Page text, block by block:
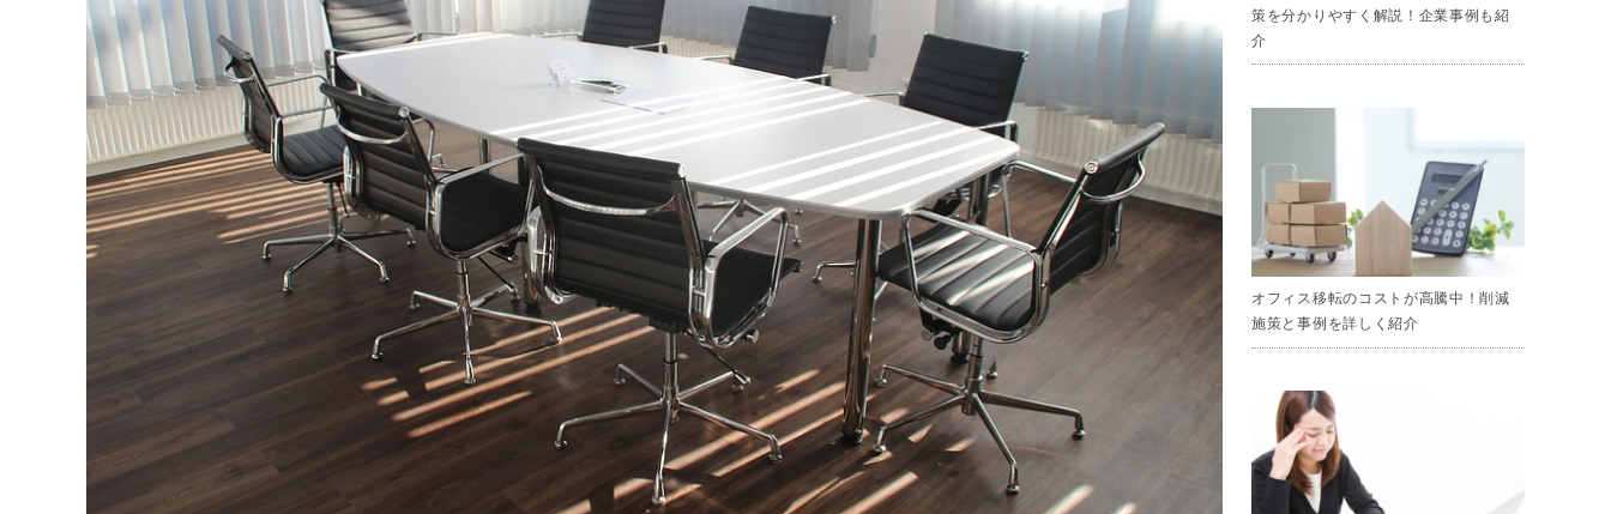
策を分かりやすく解説！企業事例も紹
介
オフィス移転のコストが高騰中！削減
施策と事例を詳しく紹介